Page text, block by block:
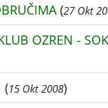
(27 Okt
OZREN -
(15 Okt 2008)